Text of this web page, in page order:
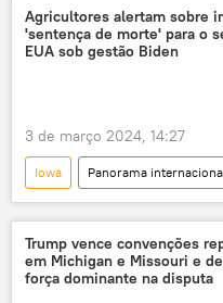
fábrica
fábricas
Agricultores alertam sobre
'sentença de morte' para o
EUA sob gestão Biden
3 de março 2024, 14:27
Iowa Panorama
agricultura
pecuária
Joe Biden
Trump vence convenções
em Michigan e Missouri e
força dominante na disputa